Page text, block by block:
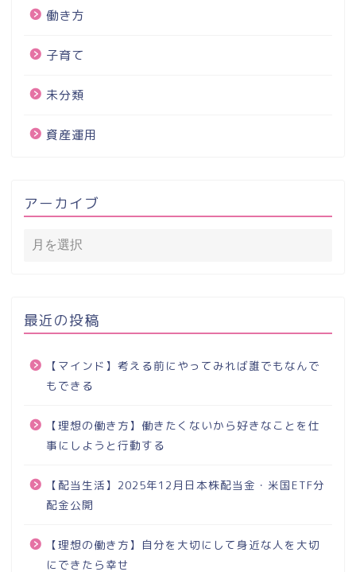
働き方
子育て
未分類
資産運用
アーカイブ
最近の投稿
【マインド】考える前にやってみれば誰でもなんで
もできる
【理想の働き方】働きたくないから好きなことを仕
事にしようと行動する
【配当生活】2025年12月日本株配当金・米国ETF分
配金公開
【理想の働き方】自分を大切にして身近な人を大切
にできたら幸せ